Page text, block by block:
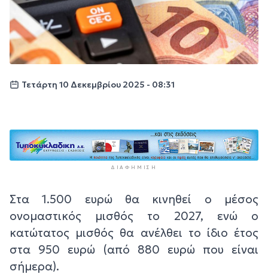
Τετάρτη 10 Δεκεμβρίου 2025 - 08:31
ΔΙΑΦΉΜΙΣΗ
Στα 1.500 ευρώ θα κινηθεί ο μέσος
ονομαστικός μισθός το 2027, ενώ ο
κατώτατος μισθός θα ανέλθει το ίδιο έτος
στα 950 ευρώ (από 880 ευρώ που είναι
σήμερα).